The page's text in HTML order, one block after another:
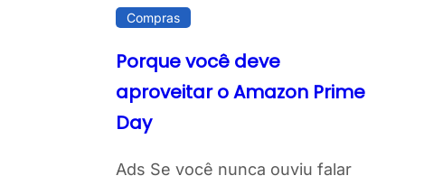
Compras
Porque você deve
aproveitar o Amazon Prime
Day
Ads Se você nunca ouviu falar